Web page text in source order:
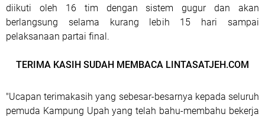
diikuti oleh 16 tim dengan sistem gugur dan akan
berlangsung selama kurang lebih 15 hari sampai
pelaksanaan partai final.
TERIMA KASIH SUDAH MEMBACA LINTASATJEH.COM
"Ucapan terimakasih yang sebesar-besarnya kepada seluruh
pemuda Kampung Upah yang telah bahu-membahu bekerja